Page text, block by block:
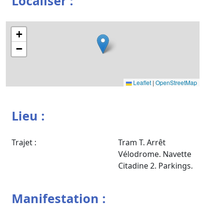
+
−
Leaflet | OpenStreetMap
Lieu :
Trajet :
Tram T. Arrêt
Vélodrome. Navette
Citadine 2. Parkings.
Manifestation :